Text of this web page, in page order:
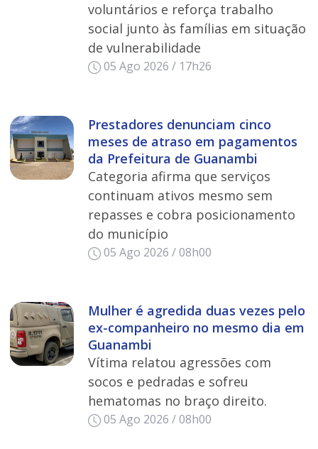
voluntários e reforça trabalho
social junto às famílias em situação
de vulnerabilidade
05 Ago 2026 / 17h26
Prestadores denunciam cinco
meses de atraso em pagamentos
da Prefeitura de Guanambi
Categoria afirma que serviços
continuam ativos mesmo sem
repasses e cobra posicionamento
do município
05 Ago 2026 / 08h00
Mulher é agredida duas vezes pelo
ex-companheiro no mesmo dia em
Guanambi
Vítima relatou agressões com
socos e pedradas e sofreu
hematomas no braço direito.
05 Ago 2026 / 08h00